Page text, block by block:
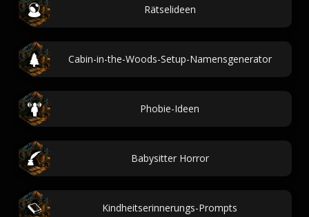
Rätselideen
Cabin-in-the-Woods-Setup-Namensgenerator
Phobie-Ideen
Babysitter Horror
Kindheitserinnerungs-Prompts